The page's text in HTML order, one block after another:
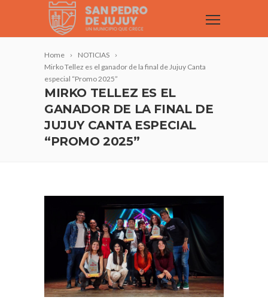
Home
NOTICIAS
Mirko Tellez es el ganador de la final de Jujuy Canta
especial “Promo 2025”
MIRKO TELLEZ ES EL
GANADOR DE LA FINAL DE
JUJUY CANTA ESPECIAL
“PROMO 2025”